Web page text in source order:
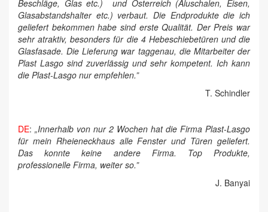
Beschläge, Glas etc.) und Österreich (Aluschalen, Eisen,
Glasabstandshalter etc.) verbaut. Die Endprodukte die ich
geliefert bekommen habe sind erste Qualität. Der Preis war
sehr atraktiv, besonders für die 4 Hebeschiebetüren und die
Glasfasade. Die Lieferung war taggenau, die Mitarbeiter der
Plast Lasgo sind zuverlässig und sehr kompetent. Ich kann
die Plast-Lasgo nur empfehlen.”
T. Schindler
DE: „Innerhalb von nur 2 Wochen hat die Firma Plast-Lasgo
für mein Rheieneckhaus alle Fenster und Türen geliefert.
Das konnte keine andere Firma. Top Produkte,
professionelle Firma, weiter so.”
J. Banyai